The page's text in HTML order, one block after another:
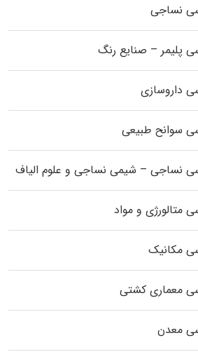
نساجی
پلیمر – صنایع رنگ
داروسازی
سوانح طبیعی
نساجی – شیمی نساجی و علوم الیاف
متالورژی و مواد
مکانیک
معماری کشتی
معدن